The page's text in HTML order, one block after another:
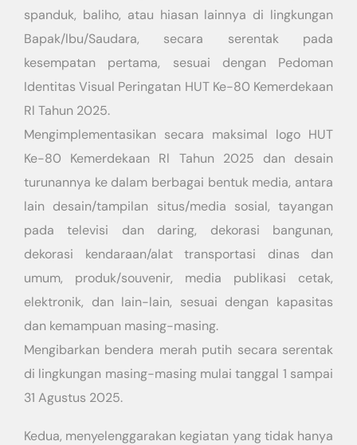
spanduk, baliho, atau hiasan lainnya di lingkungan
Bapak/lbu/Saudara, secara serentak pada
kesempatan pertama, sesuai dengan Pedoman
Identitas Visual Peringatan HUT Ke-80 Kemerdekaan
Rl Tahun 2025.
Mengimplementasikan secara maksimal logo HUT
Ke-80 Kemerdekaan Rl Tahun 2025 dan desain
turunannya ke dalam berbagai bentuk media, antara
lain desain/tampilan situs/media sosial, tayangan
pada televisi dan daring, dekorasi bangunan,
dekorasi kendaraan/alat transportasi dinas dan
umum, produk/souvenir, media publikasi cetak,
elektronik, dan lain-lain, sesuai dengan kapasitas
dan kemampuan masing-masing.
Mengibarkan bendera merah putih secara serentak
di lingkungan masing-masing mulai tanggal 1 sampai
31 Agustus 2025.
Kedua, menyelenggarakan kegiatan yang tidak hanya